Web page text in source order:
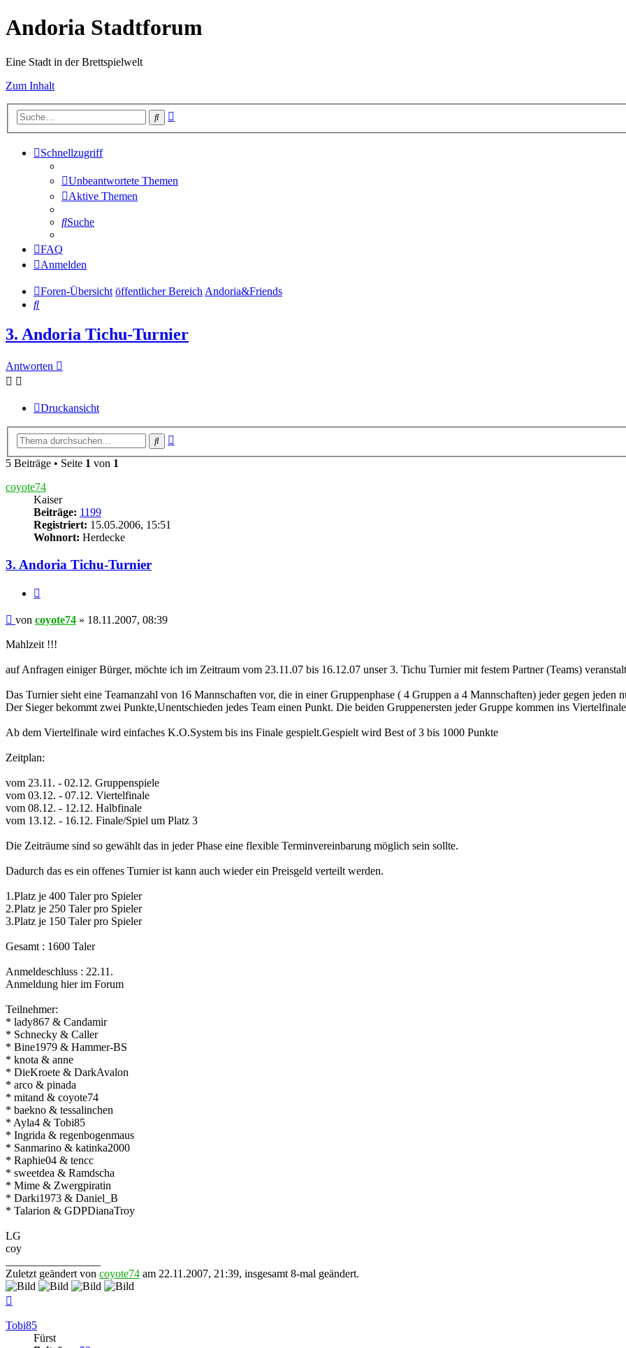
Andoria Stadtforum
Eine Stadt in der Brettspielwelt
Zum Inhalt
Suche
Schnellzugriff
Unbeantwortete Themen
Aktive Themen
Suche
FAQ
Anmelden
Foren-Übersicht öffentlicher BereichAndoria&Friends
Suche
3. Andoria Tichu-Turnier
Antworten
Druckansicht
Suche
5 Beiträge • Seite 1 von 1
coyote74
Kaiser
Beiträge: 1199
Registriert: 15.05.2006, 15:51
Wohnort: Herdecke
3. Andoria Tichu-Turnier
Beitrag
von coyote74 » 18.11.2007, 08:39
Mahlzeit !!!
auf Anfragen einiger Bürger, möchte ich im Zeitraum vom 23.11.07 bis 16.12.07 unser 3. Tichu Turnier mit festem Partner (Teams)
Das Turnier sieht eine Teamanzahl von 16 Mannschaften vor, die in einer Gruppenphase ( 4 Gruppen a 4 Mannschaften) jeder gegen jeden
Der Sieger bekommt zwei Punkte,Unentschieden jedes Team einen Punkt. Die beiden Gruppenersten jeder Gruppe kommen ins
Ab dem Viertelfinale wird einfaches K.O.System bis ins Finale gespielt.Gespielt wird Best of 3 bis 1000 Punkte
Zeitplan:
vom 23.11. - 02.12. Gruppenspiele
vom 03.12. - 07.12. Viertelfinale
vom 08.12. - 12.12. Halbfinale
vom 13.12. - 16.12. Finale/Spiel um Platz 3
Die Zeiträume sind so gewählt das in jeder Phase eine flexible Terminvereinbarung möglich sein sollte.
Dadurch das es ein offenes Turnier ist kann auch wieder ein Preisgeld verteilt werden.
1.Platz je 400 Taler pro Spieler
2.Platz je 250 Taler pro Spieler
3.Platz je 150 Taler pro Spieler
Gesamt : 1600 Taler
Anmeldeschluss : 22.11.
Anmeldung hier im Forum
Teilnehmer:
* lady867 & Candamir
* Schnecky & Caller
* Bine1979 & Hammer-BS
* knota & anne
* DieKroete & DarkAvalon
* arco & pinada
* mitand & coyote74
* baekno & tessalinchen
* Ayla4 & Tobi85
* Ingrida & regenbogenmaus
* Sanmarino & katinka2000
* Raphie04 & tencc
* sweetdea & Ramdscha
* Mime & Zwergpiratin
* Darki1973 & Daniel_B
* Talarion & GDPDianaTroy
LG
coy
Zuletzt geändert von coyote74 am 22.11.2007, 21:39, insgesamt 8-mal geändert.
Tobi85
Fürst